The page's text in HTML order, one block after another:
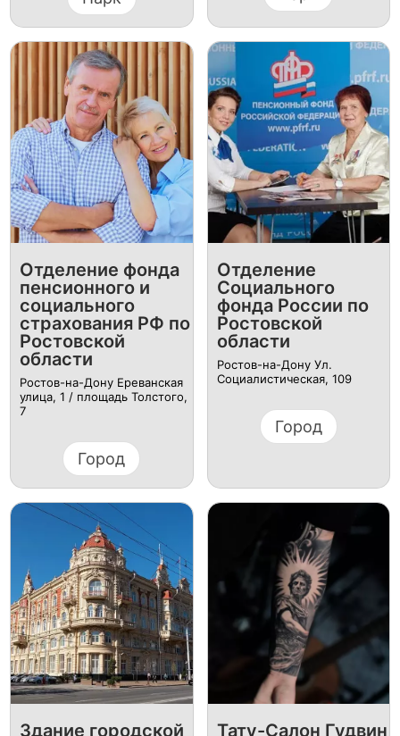
Отделение фонда
пенсионного и
социального
страхования РФ по
Ростовской
области
Ростов-на-Дону Ереванская
улица, 1 / площадь Толстого,
7
Город
Отделение
Социального
фонда России по
Ростовской
области
Ростов-на-Дону Ул.
Социалистическая, 109
Город
Здание городской
Тату-Салон Гудвин